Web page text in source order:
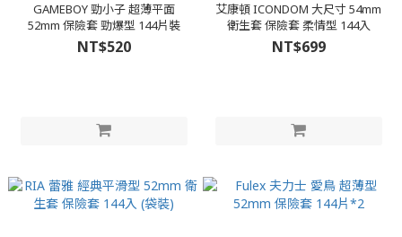
GAMEBOY 勁小子 超薄平面
52mm 保險套 勁爆型 144片裝
NT$520
艾康頓 ICONDOM 大尺寸 54mm
衛生套 保險套 柔情型 144入
NT$699